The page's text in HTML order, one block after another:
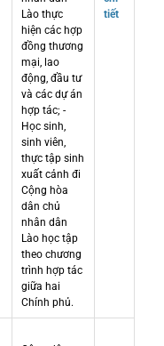
Lào thực
hiện các hợp
đồng thương
mại, lao
động, đầu tư
và các dự án
hợp tác; -
Học sinh,
sinh viên,
thực tập sinh
xuất cảnh đi
Cộng hòa
dân chủ
nhân dân
Lào học tập
theo chương
trình hợp tác
giữa hai
Chính phủ.
tiết